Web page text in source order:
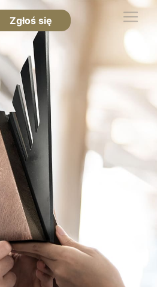
Zgłoś się